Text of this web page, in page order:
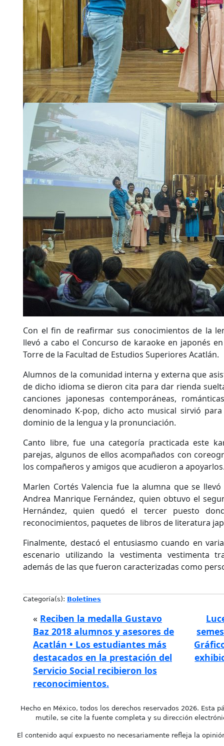
Con el fin de reafirmar sus conocimientos de la
llevó a cabo el Concurso de karaoke en japonés
Torre de la Facultad de Estudios Superiores Acatlán.
Alumnos de la comunidad interna y externa que
de dicho idioma se dieron cita para dar rienda
canciones japonesas contemporáneas,
denominado K-pop, dicho acto musical sirvió
dominio de la lengua y la pronunciación.
Canto libre, fue una categoría practicada este
parejas, algunos de ellos acompañados con
los compañeros y amigos que acudieron a
Marlen Cortés Valencia fue la alumna que se
Andrea Manrique Fernández, quien obtuvo el
Hernández, quien quedó el tercer puesto
reconocimientos, paquetes de libros de literatura
Finalmente, destacó el entusiasmo cuando en
escenario utilizando la vestimenta vestimenta
además de las que fueron caracterizadas como
Categoría(s): Boletines
« Reciben la medalla Gustavo
Baz 2018 alumnos y asesores de
Acatlán • Los estudiantes más
destacados en la prestación del
Servicio Social recibieron los
reconocimientos.
Hecho en México, todos los derechos reservados 2026. Esta
mutile, se cite la fuente completa y su dirección
El contenido aquí expuesto no necesariamente refleja la